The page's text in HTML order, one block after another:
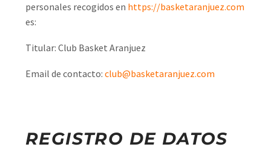
personales recogidos en https://basketaranjuez.com
es:
Titular: Club Basket Aranjuez
Email de contacto: club@basketaranjuez.com
REGISTRO DE DATOS